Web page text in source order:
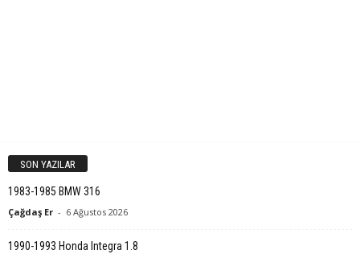
SON YAZILAR
1983-1985 BMW 316
Çağdaş Er - 6 Ağustos 2026
1990-1993 Honda Integra 1.8